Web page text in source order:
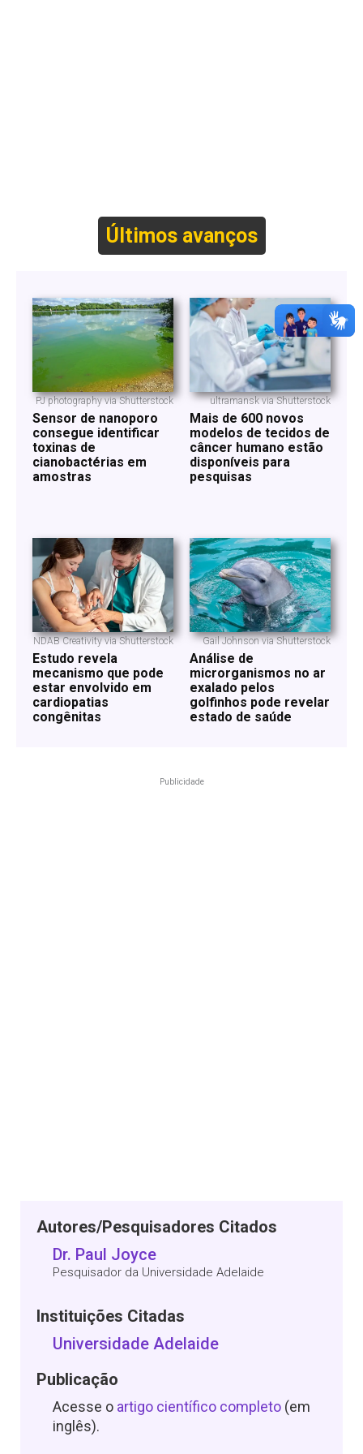
Últimos avanços
PJ photography via Shutterstock
Sensor de nanoporo
consegue identificar
toxinas de
cianobactérias em
amostras
ultramansk via Shutterstock
Mais de 600 novos
modelos de tecidos de
câncer humano estão
disponíveis para
pesquisas
NDAB Creativity via Shutterstock
Estudo revela
mecanismo que pode
estar envolvido em
cardiopatias
congênitas
Gail Johnson via Shutterstock
Análise de
microrganismos no ar
exalado pelos
golfinhos pode revelar
estado de saúde
Publicidade
Autores/Pesquisadores Citados
Dr. Paul Joyce
Pesquisador da Universidade Adelaide
Instituições Citadas
Universidade Adelaide
Publicação
Acesse o artigo científico completo (em
inglês).